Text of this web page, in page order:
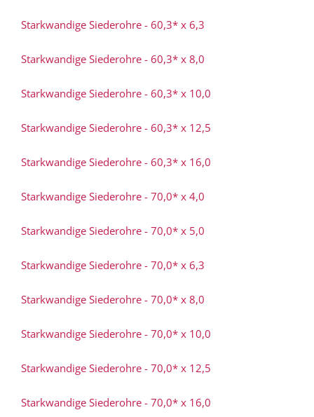
Starkwandige Siederohre - 60,3* x 6,3
Starkwandige Siederohre - 60,3* x 8,0
Starkwandige Siederohre - 60,3* x 10,0
Starkwandige Siederohre - 60,3* x 12,5
Starkwandige Siederohre - 60,3* x 16,0
Starkwandige Siederohre - 70,0* x 4,0
Starkwandige Siederohre - 70,0* x 5,0
Starkwandige Siederohre - 70,0* x 6,3
Starkwandige Siederohre - 70,0* x 8,0
Starkwandige Siederohre - 70,0* x 10,0
Starkwandige Siederohre - 70,0* x 12,5
Starkwandige Siederohre - 70,0* x 16,0